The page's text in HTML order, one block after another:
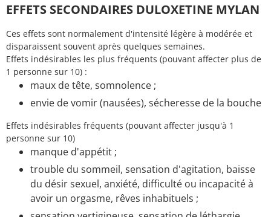
EFFETS SECONDAIRES DULOXETINE MYLAN
Ces effets sont normalement d'intensité légère à modérée et
disparaissent souvent après quelques semaines.
Effets indésirables les plus fréquents (pouvant affecter plus de
1 personne sur 10) :
maux de tête, somnolence ;
envie de vomir (nausées), sécheresse de la bouche
Effets indésirables fréquents (pouvant affecter jusqu'à 1
personne sur 10)
manque d'appétit ;
trouble du sommeil, sensation d'agitation, baisse
du désir sexuel, anxiété, difficulté ou incapacité à
avoir un orgasme, rêves inhabituels ;